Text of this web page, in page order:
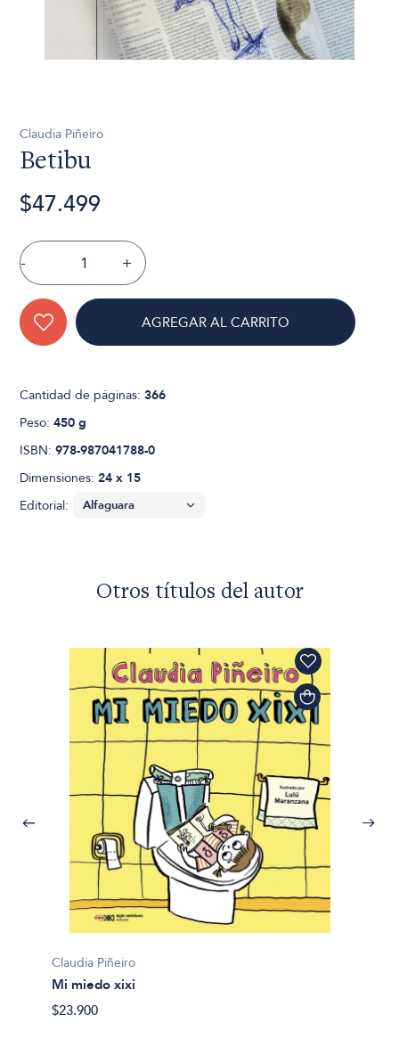
Claudia Piñeiro
Betibu
$47.499
- +
AGREGAR AL CARRITO
Cantidad de páginas:366
Peso:450 g
ISBN:978-987041788-0
Dimensiones:24 x 15
Editorial:
Otros títulos del autor
Claudia Piñeiro
Mi miedo xixi
$23.900